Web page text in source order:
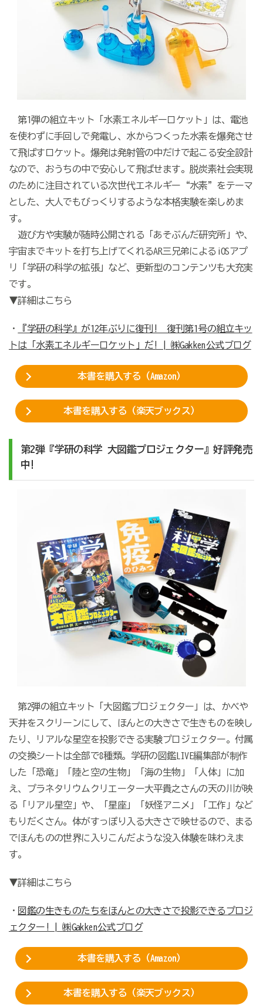
第1弾の組立キット「水素エネルギーロケット」は、電池
を使わずに手回しで発電し、水からつくった水素を爆発させ
て飛ばすロケット。爆発は発射管の中だけで起こる安全設計
なので、おうちの中で安心して飛ばせます。脱炭素社会実現
のために注目されている次世代エネルギー“水素”をテーマ
とした、大人でもびっくりするような本格実験を楽しめま
す。
遊び方や実験が随時公開される「あそぶんだ研究所」や、
宇宙までキットを打ち上げてくれるAR三兄弟によるiOSアプ
リ「学研の科学の拡張」など、更新型のコンテンツも大充実
です。
▼詳細はこちら
・
『学研の科学』が12年ぶりに復刊! 復刊第1号の組立キッ
トは「水素エネルギーロケット」だ! | ㈱Gakken公式ブログ
本書を購入する（Amazon）
本書を購入する（楽天ブックス）
第2弾『学研の科学 大図鑑プロジェクター』好評発売
中!
第2弾の組立キット「大図鑑プロジェクター」は、かべや
天井をスクリーンにして、ほんとの大きさで生きものを映し
たり、リアルな星空を投影できる実験プロジェクター。付属
の交換シートは全部で8種類。学研の図鑑LIVE編集部が制作
した「恐竜」「陸と空の生物」「海の生物」「人体」に加
え、プラネタリウムクリエーター大平貴之さんの天の川が映
る「リアル星空」や、「星座」「妖怪アニメ」「工作」など
もりだくさん。体がすっぽり入る大きさで映せるので、まる
でほんものの世界に入りこんだような没入体験を味わえま
す。
▼詳細はこちら
・ 図鑑の生きものたちをほんとの大きさで投影できるプロジ
ェクター! | ㈱Gakken公式ブログ
本書を購入する（Amazon）
本書を購入する（楽天ブックス）